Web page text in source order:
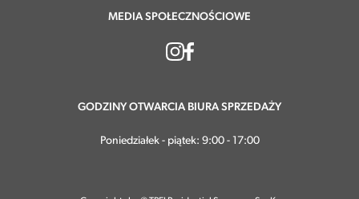
GODZINY OTWARCIA BIURA SPRZEDAŻY
Poniedziałek - piątek: 9:00 - 17:00
MEDIA SPOŁECZNOŚCIOWE